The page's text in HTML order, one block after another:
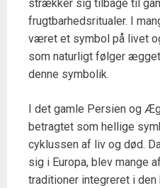
strækker sig tilbage til
frugtbarhedsritualer. I
været et symbol på livet
som naturligt følger
denne symbolik.
I det gamle Persien og
betragtet som hellige
cyklussen af liv og død.
sig i Europa, blev mange
traditioner integreret i